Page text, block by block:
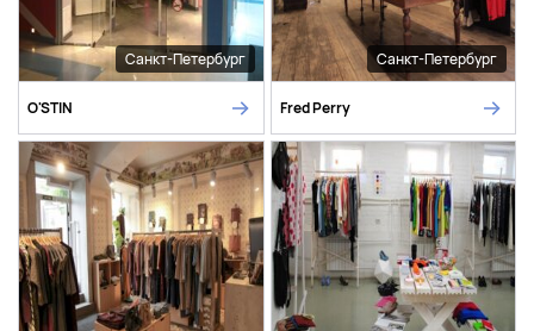
Санкт-Петербург
O'STIN
Санкт-Петербург
Fred Perry